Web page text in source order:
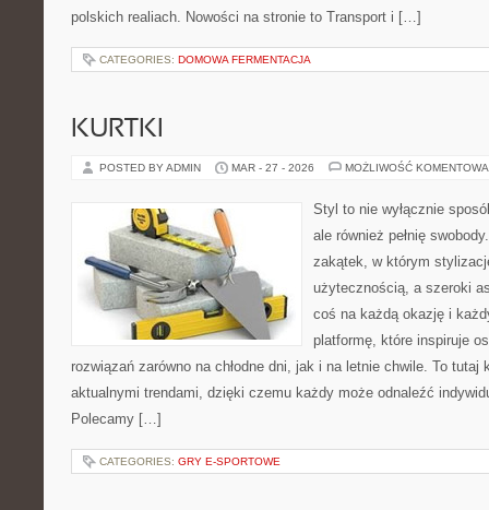
polskich realiach. Nowości na stronie to Transport i […]
CATEGORIES: DOMOWA FERMENTACJA
KURTKI
POSTED BY ADMIN MAR - 27 - 2026 MOŻLIWOŚĆ
Styl to nie wyłącznie
ale również pełnię
zakątek, w którym
użytecznością, a szeroki
coś na każdą okazję i
platformę, które inspiruje
rozwiązań zarówno na chłodne dni, jak i na letnie chwile. To tutaj
aktualnymi trendami, dzięki czemu każdy może odnaleźć
Polecamy […]
CATEGORIES: GRY E-SPORTOWE